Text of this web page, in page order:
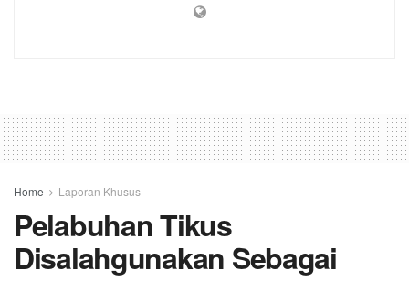
Home Laporan Khusus
Pelabuhan Tikus
Disalahgunakan Sebagai